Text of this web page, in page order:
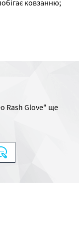
ковзанню;
Rash Glove" ще